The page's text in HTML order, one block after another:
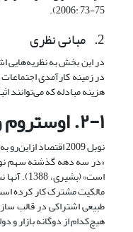
2006: 73-75).
2. مبانی نظری
در این بخش به نظریه‌هایی
در زمینه کارآمدی
هزینه مبادله که می‌توانند
۲-۱. اوستروم و مطالعات مرتبط
نوبل 2009 اقتصاد از‌این‌رو به اوستروم و ویلیامسون
«در سه دهه گذشته سهم
است»
مالکیت مشترک کار کرده
‌طبیعی اشتراکی در قالب
هیچ‌کدام از دوگانه بازار و